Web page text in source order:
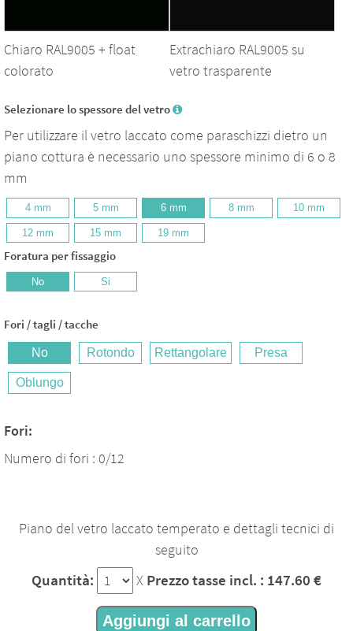
Chiaro RAL9005 + float
colorato
Extrachiaro RAL9005 su
vetro trasparente
Selezionare lo spessore del vetro
Per utilizzare il vetro laccato come paraschizzi dietro un
piano cottura è necessario uno spessore minimo di 6 o 8
mm
4 mm 5 mm 6 mm 8 mm 10 mm
12 mm 15 mm 19 mm
Foratura per fissaggio
No Si
Fori / tagli / tacche
No Rotondo Rettangolare Presa
Oblungo
Fori:
Numero di fori : 0/12
Piano del vetro laccato temperato e dettagli tecnici di
seguito
Quantità: X Prezzo tasse incl. : 147.60 €
Aggiungi al carrello